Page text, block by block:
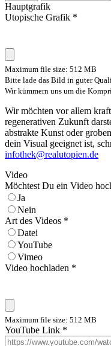
Hauptgrafik
Utopische Grafik *
Maximum file size: 512 MB
Bitte lade das Bild in guter
Wir kümmern uns um die
Wir möchten vor allem
regenerativen Zukunft
abstrakte Kunst oder
dein Visual geeignet ist,
infothek@realutopien.de
Video
Möchtest Du ein Video
Ja
Nein
Art des Videos *
Datei
YouTube
Vimeo
Video hochladen *
Maximum file size: 512 MB
YouTube Link *